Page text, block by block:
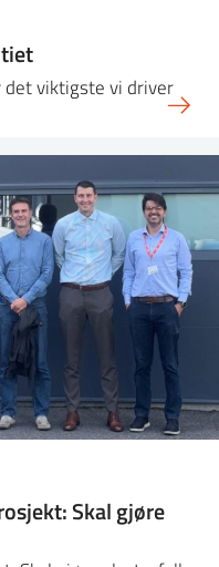
det viktigste vi driver
Skal gjøre